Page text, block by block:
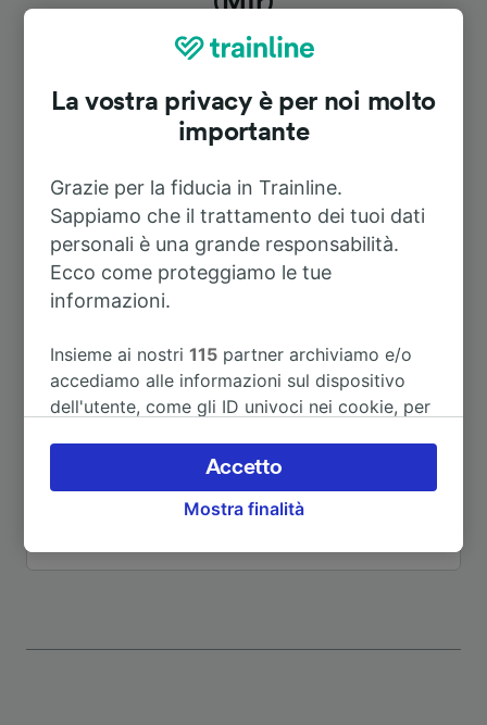
A Vienna centrale (stazione
A Bamberg 1h 2m
A Wien Westbahnhof
A Wolfsburg Hbf 4h 18m
A München-Pasing 1h 51m
La vostra privacy è per noi molto
importante
Grazie per la fiducia in Trainline.
Sappiamo che il trattamento dei tuoi dati
personali è una grande responsabilità.
Ecco come proteggiamo le tue
informazioni.
Insieme ai nostri115 partner archiviamo e/o
accediamo alle informazioni sul dispositivo
dell'utente, come gli ID univoci nei cookie, per
accettare o gestire le proprie scelte facendo
clic di seguito, tra cui il proprio diritto di
opporsi sulla base di un interesse legittimo o
Mostra finalità
Accetto